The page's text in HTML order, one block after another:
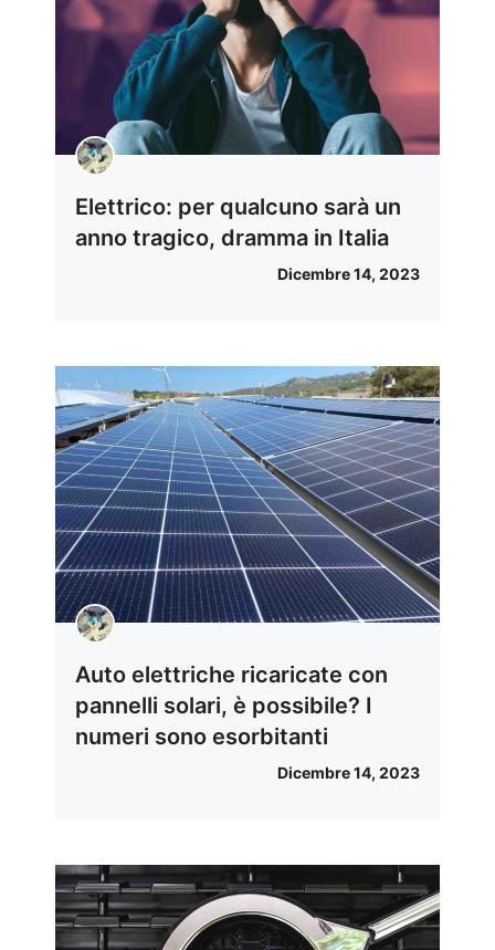
Elettrico: per qualcuno sarà un
anno tragico, dramma in Italia
Dicembre 14, 2023
Auto elettriche ricaricate con
pannelli solari, è possibile? I
numeri sono esorbitanti
Dicembre 14, 2023